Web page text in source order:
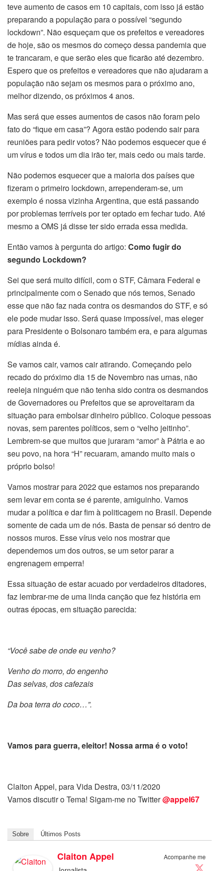
teve aumento de casos em 10 capitais, com isso já estão
preparando a população para o possível “segundo
lockdown”. Não esqueçam que os prefeitos e vereadores
de hoje, são os mesmos do começo dessa pandemia que
te trancaram, e que serão eles que ficarão até dezembro.
Espero que os prefeitos e vereadores que não ajudaram a
população não sejam os mesmos para o próximo ano,
melhor dizendo, os próximos 4 anos.
Mas será que esses aumentos de casos não foram pelo
fato do “fique em casa”? Agora estão podendo sair para
reuniões para pedir votos? Não podemos esquecer que é
um vírus e todos um dia irão ter, mais cedo ou mais tarde.
Não podemos esquecer que a maioria dos países que
fizeram o primeiro lockdown, arrependeram-se, um
exemplo é nossa vizinha Argentina, que está passando
por problemas terríveis por ter optado em fechar tudo. Até
mesmo a OMS já disse ter sido errada essa medida.
Então vamos à pergunta do artigo: Como fugir do
segundo Lockdown?
Sei que será muito difícil, com o STF, Câmara Federal e
principalmente com o Senado que nós temos, Senado
esse que não faz nada contra os desmandos do STF, e só
ele pode mudar isso. Será quase impossível, mas eleger
para Presidente o Bolsonaro também era, e para algumas
mídias ainda é.
Se vamos cair, vamos cair atirando. Começando pelo
recado do próximo dia 15 de Novembro nas urnas, não
reeleja ninguém que não tenha sido contra os desmandos
de Governadores ou Prefeitos que se aproveitaram da
situação para embolsar dinheiro público. Coloque pessoas
novas, sem parentes políticos, sem o “velho jeitinho”.
Lembrem-se que muitos que juraram “amor” à Pátria e ao
seu povo, na hora “H” recuaram, amando muito mais o
próprio bolso!
Vamos mostrar para 2022 que estamos nos preparando
sem levar em conta se é parente, amiguinho. Vamos
mudar a política e dar fim à politicagem no Brasil. Depende
somente de cada um de nós. Basta de pensar só dentro de
nossos muros. Esse vírus veio nos mostrar que
dependemos um dos outros, se um setor parar a
engrenagem emperra!
Essa situação de estar acuado por verdadeiros ditadores,
faz lembrar-me de uma linda canção que fez história em
outras épocas, em situação parecida:
“Você sabe de onde eu venho?
Venho do morro, do engenho
Das selvas, dos cafezais
Da boa terra do coco…”.
Vamos para guerra, eleitor! Nossa arma é o voto!
Claiton Appel, para Vida Destra, 03/11/2020
Vamos discutir o Tema! Sigam-me no Twitter@appel67
Sobre Últimos Posts
Acompanhe me
Claiton Appel